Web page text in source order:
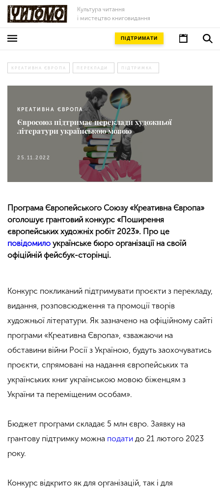
Культура читання
і мистецтво книговидання
ПІДТРИМАТИ
КРЕАТИВНА ЄВРОПА ПЕРЕКЛАДИ ПІДТРИМКА
КРЕАТИВНА ЄВРОПА
Євросоюз підтримає переклади художньої
літератури українською мовою
25.11.2022
Програма Європейського Союзу «Креативна Європа»
оголошує грантовий конкурс «Поширення
європейських художніх робіт 2023». Про це
повідомило українське бюро організації на своїй
офіційній фейсбук-сторінці.
Конкурс покликаний підтримувати проєкти з перекладу,
видання, розповсюдження та промоції творів
художньої літератури. Як зазначено на офіційному сайті
програми «Креативна Європа», «зважаючи на
обставини війни Росії з Україною, будуть заохочуватись
проєкти, спрямовані на надання європейських та
українських книг українською мовою біженцям з
України та переміщеним особам».
Бюджет програми складає 5 млн євро. Заявку на
грантову підтримку можна подати до 21 лютого 2023
року.
Конкурс відкрито як для організацій, так і для